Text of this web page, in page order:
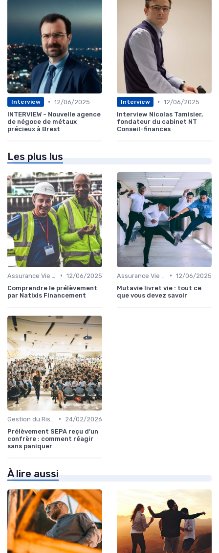
Interview • 12/06/2025
INTERVIEW - Nouvelle agence
de négoce de métaux
précieux à Brest
Interview • 12/06/2025
Interview Nicolas Tamisier,
fondateur du cabinet NT
Conseil-finances
Les plus lus
• 12/06/2025
Comprendre le prélèvement
par Natixis Financement
• 12/06/2025
Mutavie livret vie : tout ce
que vous devez savoir
•
24/02/2026
Prélèvement SEPA reçu d’un
confrère : comment réagir
sans paniquer
À lire aussi